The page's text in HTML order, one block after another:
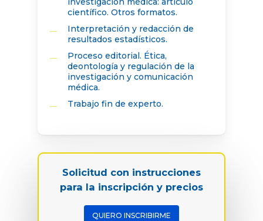
científico. Otros formatos.
Interpretación y redacción de
resultados estadísticos.
Proceso editorial. Ética,
deontología y regulación de la
investigación y comunicación
médica.
Trabajo fin de experto.
Solicitud con instrucciones
para la inscripción y precios
QUIERO INSCRIBIRME